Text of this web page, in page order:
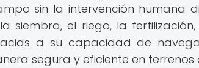
sin la intervención humana
siembra, el riego, la
a su capacidad de
segura y eficiente en